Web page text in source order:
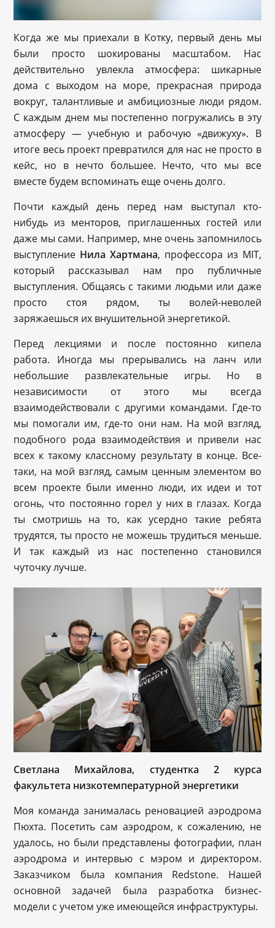
Когда же мы приехали в Котку, первый день мы
были просто шокированы масштабом. Нас
действительно увлекла атмосфера: шикарные
дома с выходом на море, прекрасная природа
вокруг, талантливые и амбициозные люди рядом.
С каждым днем мы постепенно погружались в эту
атмосферу — учебную и рабочую «движуху». В
итоге весь проект превратился для нас не просто в
кейс, но в нечто большее. Нечто, что мы все
вместе будем вспоминать еще очень долго.
Почти каждый день перед нам выступал кто-
нибудь из менторов, приглашенных гостей или
даже мы сами. Например, мне очень запомнилось
выступление Нила Хартмана, профессора из MIT,
который рассказывал нам про публичные
выступления. Общаясь с такими людьми или даже
просто стоя рядом, ты волей-неволей
заряжаешься их внушительной энергетикой.
Перед лекциями и после постоянно кипела
работа. Иногда мы прерывались на ланч или
небольшие развлекательные игры. Но в
независимости от этого мы всегда
взаимодействовали с другими командами. Где-то
мы помогали им, где-то они нам. На мой взгляд,
подобного рода взаимодействия и привели нас
всех к такому классному результату в конце. Все-
таки, на мой взгляд, самым ценным элементом во
всем проекте были именно люди, их идеи и тот
огонь, что постоянно горел у них в глазах. Когда
ты смотришь на то, как усердно такие ребята
трудятся, ты просто не можешь трудиться меньше.
И так каждый из нас постепенно становился
чуточку лучше.
Светлана Михайлова, студентка 2 курса
факультета низкотемпературной энергетики
Моя команда занималась реновацией аэродрома
Пюхта. Посетить сам аэродром, к сожалению, не
удалось, но были представлены фотографии, план
аэродрома и интервью с мэром и директором.
Заказчиком была компания Redstone. Нашей
основной задачей была разработка бизнес-
модели с учетом уже имеющейся инфраструктуры.